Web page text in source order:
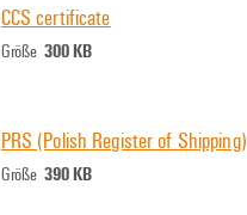
CCS certificate
Größe 300 KB
PRS (Polish Register of Shipping)
Größe 390 KB